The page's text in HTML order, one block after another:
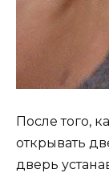
После того,
открывать
дверь